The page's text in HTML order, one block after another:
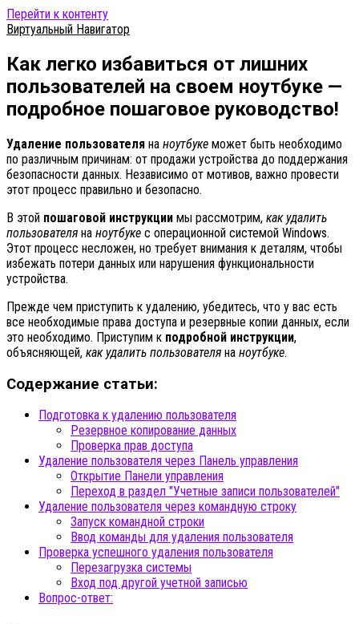
Перейти к контенту
Виртуальный Навигатор
Как легко избавиться от лишних
пользователей на своем ноутбуке —
подробное пошаговое руководство!
Удаление пользователя на ноутбуке может быть необходимо
по различным причинам: от продажи устройства до поддержания
безопасности данных. Независимо от мотивов, важно провести
этот процесс правильно и безопасно.
В этой пошаговой инструкции мы рассмотрим, как удалить
пользователя на ноутбуке с операционной системой Windows.
Этот процесс несложен, но требует внимания к деталям, чтобы
избежать потери данных или нарушения функциональности
устройства.
Прежде чем приступить к удалению, убедитесь, что у вас есть
все необходимые права доступа и резервные копии данных, если
это необходимо. Приступим к подробной инструкции,
объясняющей, как удалить пользователя на ноутбуке.
Содержание статьи:
Подготовка к удалению пользователя
Резервное копирование данных
Проверка прав доступа
Удаление пользователя через Панель управления
Открытие Панели управления
Переход в раздел "Учетные записи пользователей"
Удаление пользователя через командную строку
Запуск командной строки
Ввод команды для удаления пользователя
Проверка успешного удаления пользователя
Перезагрузка системы
Вход под другой учетной записью
Вопрос-ответ: